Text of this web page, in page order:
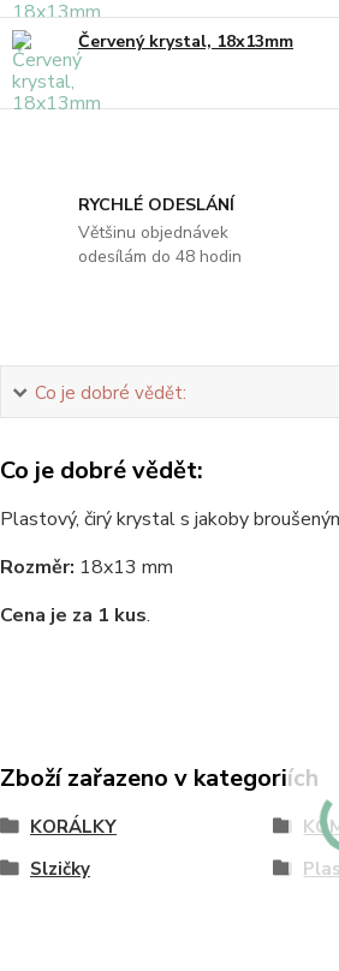
Červený krystal, 18x13mm
RYCHLÉ ODESLÁNÍ
Většinu objednávek
odesílám do 48 hodin
Co je dobré vědět:
Co je dobré vědět:
Plastový, čirý krystal s jakoby
Rozměr: 18x13 mm
Cena je za 1 kus.
Zboží zařazeno v kategoriích
KORÁLKY
Slzičky